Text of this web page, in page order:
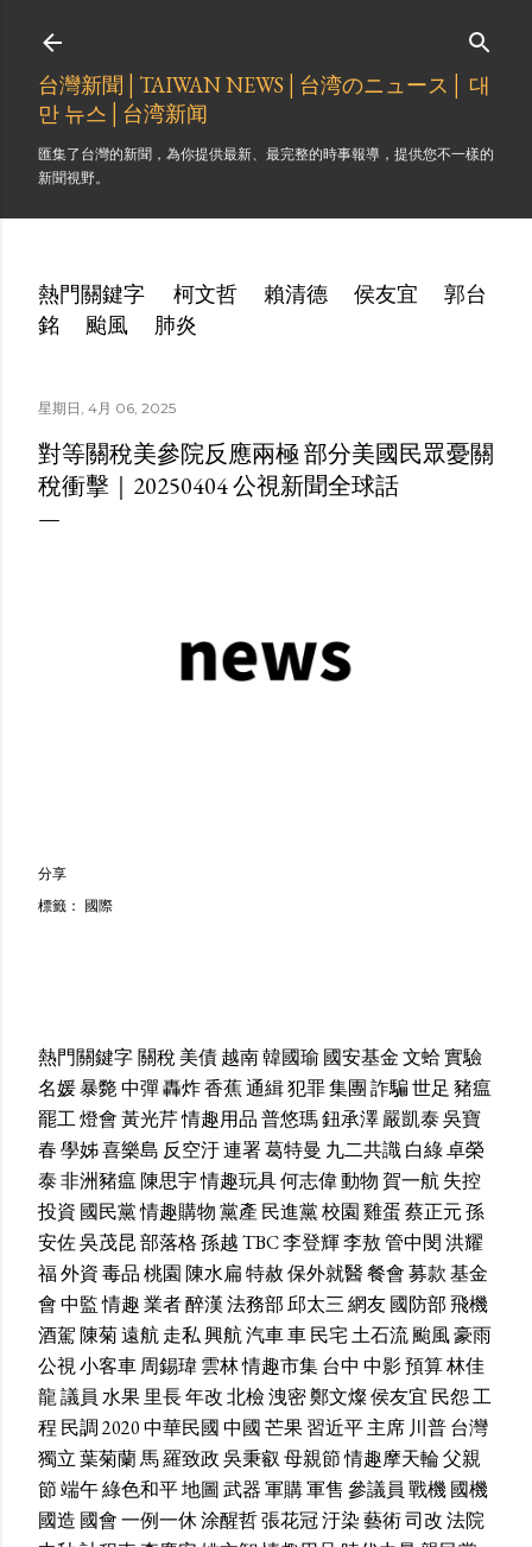
台灣新聞│TAIWAN NEWS│台湾のニュース│ 대
만 뉴스│台湾新闻
匯集了台灣的新聞，為你提供最新、最完整的時事報導，提供您不一樣的
新聞視野。
熱門關鍵字 柯文哲 賴清德 侯友宜
郭台
銘
颱風 肺炎
星期日, 4月 06, 2025
對等關稅美參院反應兩極 部分美國民眾憂關
稅衝擊｜20250404 公視新聞全球話
分享
標籤： 國際
熱門關鍵字關稅美債越南韓國瑜 國安基金文蛤實驗
名媛暴斃中彈轟炸香蕉通緝犯罪集團詐騙世足 豬瘟
罷工燈會黃光芹情趣用品普悠瑪鈕承澤嚴凱泰吳寶
春學姊喜樂島 反空汙連署葛特曼 九二共識白綠卓榮
泰非洲豬瘟陳思宇情趣玩具何志偉動物賀一航失控
投資 國民黨情趣購物黨產 民進黨校園雞蛋蔡正元孫
安佐吳茂昆部落格孫越TBC李登輝李敖管中閔洪耀
福外資毒品桃園陳水扁特赦保外就醫餐會募款基金
會中監情趣業者醉漢法務部邱太三網友國防部飛機
酒駕陳菊遠航走私興航汽車車民宅土石流颱風豪雨
公視小客車周錫瑋雲林情趣市集台中 中影預算林佳
龍議員 水果里長年改北檢洩密鄭文燦侯友宜 民怨工
程 民調2020中華民國中國芒果習近平主席 川普台灣
獨立葉菊蘭馬羅致政吳秉叡母親節情趣摩天輪父親
節端午綠色和平地圖武器軍購軍售 參議員 戰機國機
國造 國會一例一休涂醒哲張花冠汙染藝術司改法院